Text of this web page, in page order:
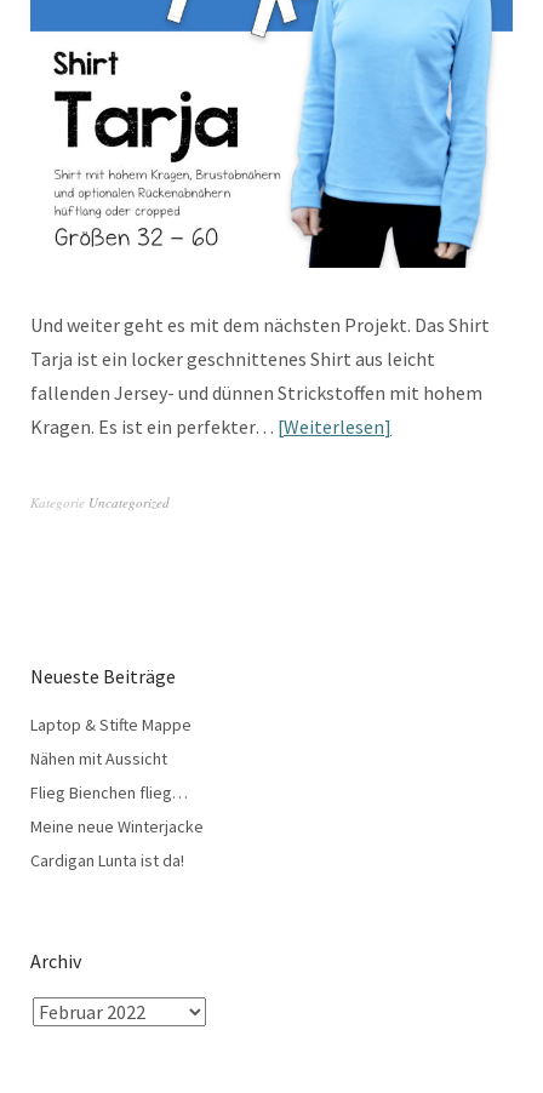
Und weiter geht es mit dem nächsten Projekt. Das Shirt
Tarja ist ein locker geschnittenes Shirt aus leicht
fallenden Jersey- und dünnen Strickstoffen mit hohem
Kragen. Es ist ein perfekter… Weiterlesen
Kategorie Uncategorized
Neueste Beiträge
Laptop & Stifte Mappe
Nähen mit Aussicht
Flieg Bienchen flieg…
Meine neue Winterjacke
Cardigan Lunta ist da!
Archiv